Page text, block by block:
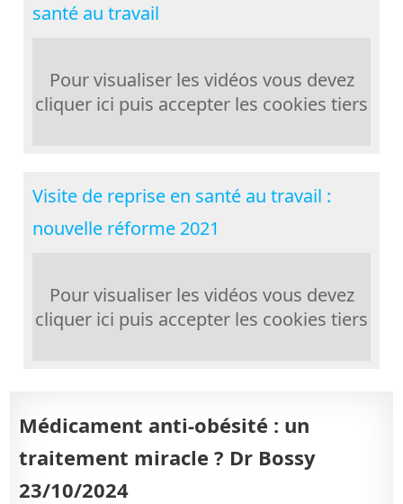
santé au travail
Pour visualiser les vidéos vous devez
cliquer ici puis accepter les cookies tiers
Visite de reprise en santé au travail :
nouvelle réforme 2021
Pour visualiser les vidéos vous devez
cliquer ici puis accepter les cookies tiers
Médicament anti-obésité : un
traitement miracle ? Dr Bossy
23/10/2024